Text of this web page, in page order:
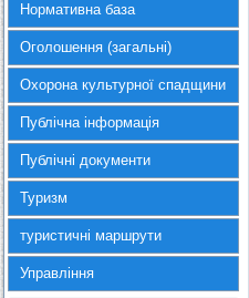
Нормативна база
Оголошення (загальні)
Охорона культурної спадщини
Публічна інформація
Публічні документи
Туризм
туристичні маршрути
Управління